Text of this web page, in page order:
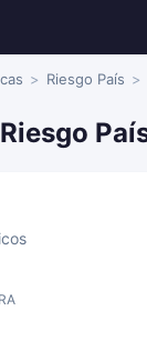
Riesgo País